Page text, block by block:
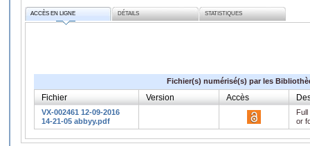
ACCÈS EN LIGNE DÉTAILS STATISTIQUES
Fichier(s) numérisé(s) par les
Fichier Version Accès
VX-002461 12-09-2016
14-21-05 abbyy.pdf
or